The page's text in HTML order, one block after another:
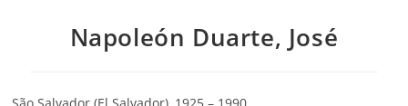
Napoleón Duarte, José